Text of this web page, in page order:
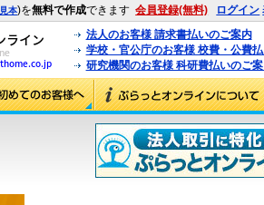
見本)を無料で作成できます 会員登録(無料) ログイン
法人のお客様 請求書払いのご案内
学校・官公庁のお客様 校費・公費
研究機関のお客様 科研費払いのご